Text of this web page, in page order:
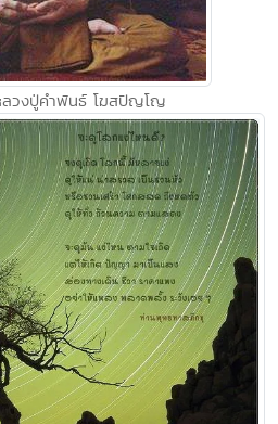
ลวงปู่คำพันธ์ โฆสปัญโญ